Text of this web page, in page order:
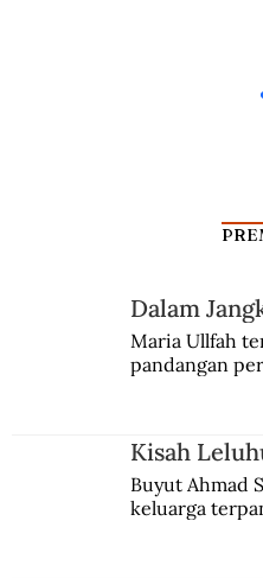
ZamanDalam
Maria Ullfah
pandangan
Kisah
Buyut Ahmad
keluarga